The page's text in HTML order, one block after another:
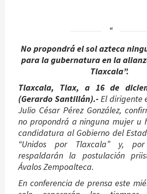
No propondrá el sol azteca
para la gubernatura en la
Tlaxcala”.
Tlaxcala, Tlax, a 16 de
(Gerardo Santillán).- El dirigente
Julio César Pérez González,
no propondrá a ninguna mujer u
candidatura al Gobierno del
“Unidos por Tlaxcala” y,
respaldarán la postulación
Ávalos Zempoalteca.
En conferencia de prensa este